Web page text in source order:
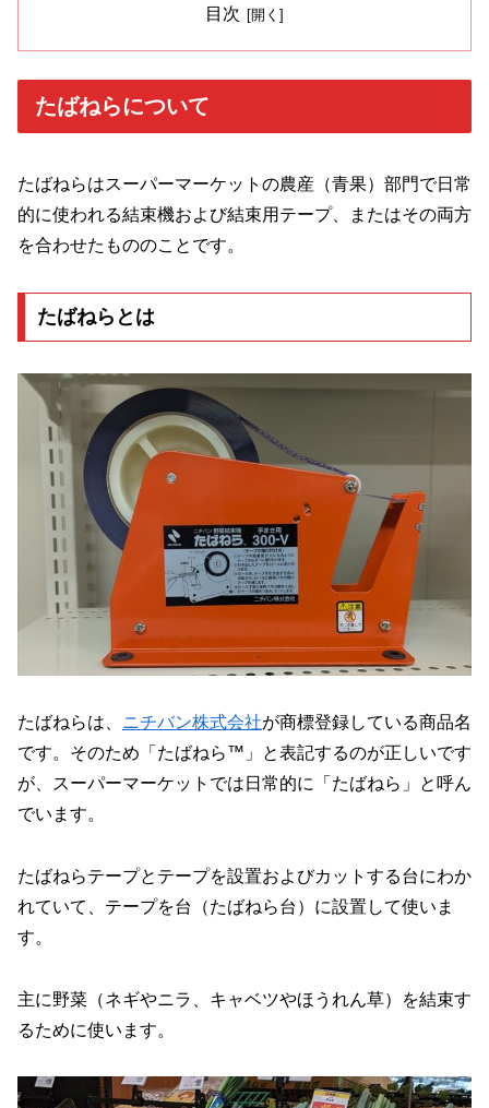
目次
たばねらについて
たばねらはスーパーマーケットの農産（青果）部門で日常
的に使われる結束機および結束用テープ、またはその両方
を合わせたもののことです。
たばねらとは
たばねらは、 ニチバン株式会社が商標登録している商品名
です。そのため「たばねら™」と表記するのが正しいです
が、スーパーマーケットでは日常的に「たばねら」と呼ん
でいます。
たばねらテープとテープを設置およびカットする台にわか
れていて、テープを台（たばねら台）に設置して使いま
す。
主に野菜（ネギやニラ、キャベツやほうれん草）を結束す
るために使います。